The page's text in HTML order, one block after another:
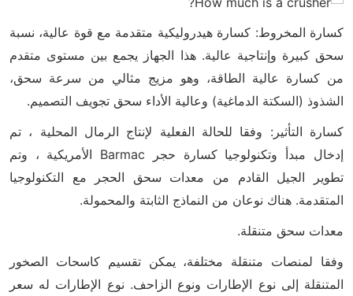
كسارة المخروط: كسارة هيدروليكية متقدمة مع قوة عالية، نسبة
سحق كبيرة وإنتاجية عالية. هذا الجهاز يجمع بين مستوى متقدم
من كسارة عالية الطاقة، وهو مزيج مثالي من سرعة سحق،
الشذوذ (السكتة الدماغية) وعالية الأداء سحق تجويف التصميم.
كسارة التأثير: وفقا للحالة الفعلية لإنتاج الرمال المحلية ، تم
إدخال مبدأ وتكنولوجيا كسارة حجر Barmac الأمريكية ، وتم
تطوير الجيل القادم من معدات سحق الحجر مع التكنولوجيا
المتقدمة. هناك نوعان من النماذج الثابتة والمحمولة.
معدات سحق متنقلة.
وفقا لمنصات متنقلة مختلفة، يمكن تقسيم كاسحات الصخور
المتنقلة إلى نوع الإطارات ونوع الزاحف. نوع الإطارات له سعر